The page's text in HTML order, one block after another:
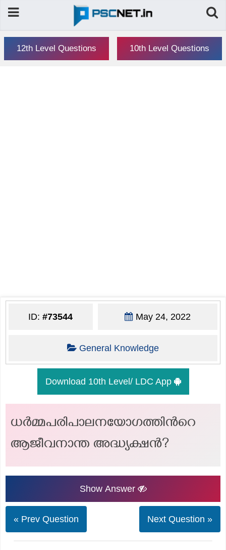
12th Level Questions 10th Level Questions
ID:#73544 May 24, 2022
General Knowledge
Download 10th Level/ LDC App
ധർമ്മപരിപാലനയോഗത്തിന്‍റെ
ആജീവനാന്ത അദ്ധ്യക്ഷൻ?
Show Answer
« Prev Question Next Question »